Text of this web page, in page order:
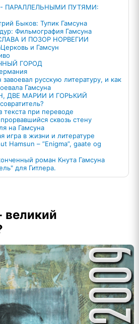
- ПАРАЛЛЕЛЬНЫМИ ПУТЯМИ:
Быков: Тупик Гамсуна
Фильмография Гамсуна
И ПОЗОР НОРВЕГИИ
Церковь и Гамсун
ГОРОД
русскую литературу, и как
Гамсуна
ДВЕ МАРИИ И ГОРЬКИЙ
текста при переводе
сквозь стену
на Гамсуна
игра в жизни и литературе
Hamsun – ”Enigma”, gaate og
роман Кнута Гамсуна
для Гитлера.
великий